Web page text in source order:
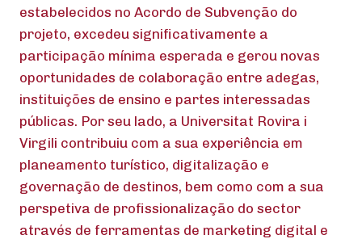
estabelecidos no Acordo de Subvenção do
projeto, excedeu significativamente a
participação mínima esperada e gerou novas
oportunidades de colaboração entre adegas,
instituições de ensino e partes interessadas
públicas. Por seu lado, a Universitat Rovira i
Virgili contribuiu com a sua experiência em
planeamento turístico, digitalização e
governação de destinos, bem como com a sua
perspetiva de profissionalização do sector
através de ferramentas de marketing digital e